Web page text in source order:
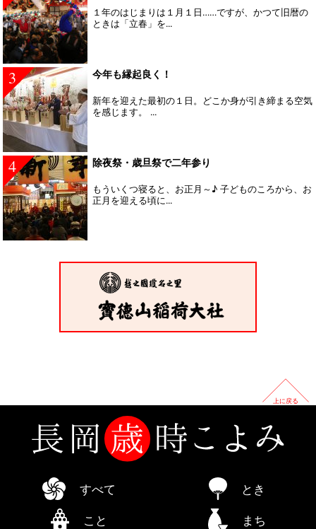
１年のはじまりは１月１日……ですが、かつて旧暦の
ときは「立春」を...
今年も縁起良く！
3
新年を迎えた最初の１日。どこか身が引き締まる空気
を感じます。 ...
除夜祭・歳旦祭で二年参り
4
もういくつ寝ると、お正月～♪ 子どものころから、お
正月を迎える頃に...
すべて
とき
こと
まち
上に戻る